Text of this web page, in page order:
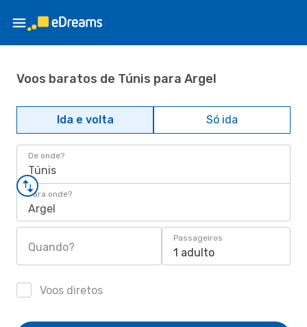
Voos baratos de Túnis para Argel
Ida e volta Só ida
De onde?
Túnis
Para onde?
Argel
Quando?
Passageiros
1 adulto
Voos diretos